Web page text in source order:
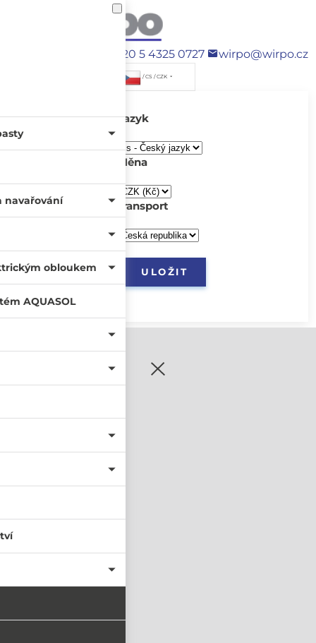
+420 5 4325 0727 wirpo@wirpo.cz
/ CS / CZK
Jazyk
Měna
transport
PŘIHLÁSIT SE
nastavit nové heslo
navařování
obloukem
AQUASOL